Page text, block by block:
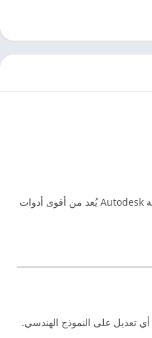
من الخطوات الأساسية لكل مهندس أو طالب في مجالات الهندسة المعمارية، المدنية، أو الميكانيكية. هذا البرنامج الرائد من شركة Autodesk يُعد من أقوى أدوات